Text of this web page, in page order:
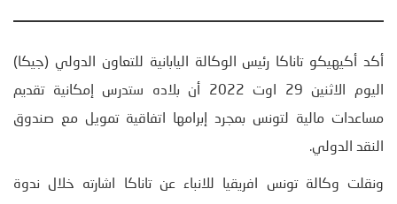
أكد أكيهيكو تاناكا رئيس الوكالة اليابانية للتعاون الدولي (جيكا)
اليوم الاثنين 29 اوت 2022 أن بلاده ستدرس إمكانية تقديم
مساعدات مالية لتونس بمجرد إبرامها اتفاقية تمويل مع صندوق
النقد الدولي.
ونقلت وكالة تونس افريقيا للانباء عن تاناكا اشارته خلال ندوة